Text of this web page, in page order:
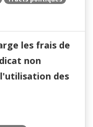
les frais de
non
des